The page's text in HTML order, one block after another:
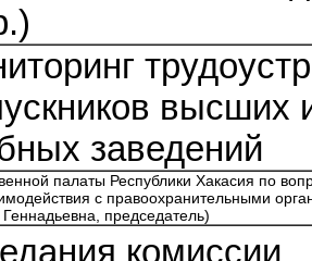
высших
заведений
палаты Республики Хакасия по
с правоохранительными
председатель)
комиссии